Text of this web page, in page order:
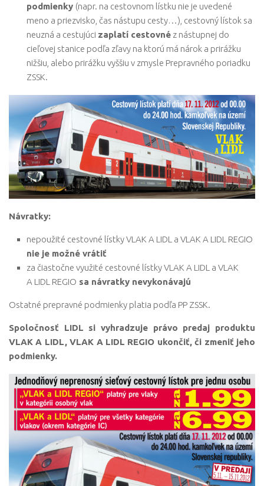
podmienky (napr. na cestovnom lístku nie je uvedené
meno a priezvisko, čas nástupu cesty…), cestovný lístok sa
neuzná a cestujúci zaplatí cestovné z nástupnej do
cieľovej stanice podľa zľavy na ktorú má nárok a prirážku
nižšiu, alebo prirážku vyššiu v zmysle Prepravného poriadku
ZSSK.
Návratky:
nepoužité cestovné lístky VLAK A LIDL a VLAK A LIDL REGIO
nie je možné vrátiť
za čiastočne využité cestovné lístky VLAK A LIDL a VLAK
A LIDL REGIO sa návratky nevykonávajú
Ostatné prepravné podmienky platia podľa PP ZSSK.
Spoločnosť LIDL si vyhradzuje právo predaj produktu
VLAK A LIDL, VLAK A LIDL REGIO ukončiť, či zmeniť jeho
podmienky.